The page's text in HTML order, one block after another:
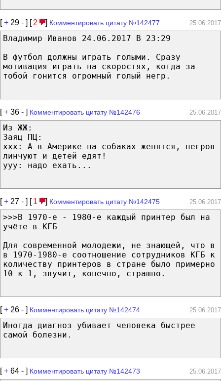
[+ 29 - ] [ 2 ] Комментировать цитату №142477 25.06.2017
Владимир Иванов 24.06.2017 В 23:29
В футбол должны играть голыми. Сразу
мотивация играть на скоростях, когда за
тобой гонится огромный голый негр.
[+ 36 - ] Комментировать цитату №142476 25.06.2017
Из ЖЖ:
Заяц ПЦ:
ххх: А в Америке на собаках женятся, негров
линчуют и детей едят!
ууу: надо ехать...
[+ 27 - ] [ 1 ] Комментировать цитату №142475 25.06.2017
>>>В 1970-е - 1980-е каждый принтер был на
учёте в КГБ
Для современной молодежи, не знающей, что в
в 1970-1980-е соотношение сотрудников КГБ к
количеству принтеров в стране было примерно
10 к 1, звучит, конечно, страшно.
[+ 26 - ] Комментировать цитату №142474 25.06.2017
Иногда диагноз убивает человека быстрее
самой болезни.
[+ 64 - ] Комментировать цитату №142473 25.06.2017